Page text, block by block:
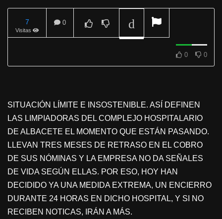
7
Visitas
0
0 0
SITUACIÓN LÍMITE E INSOSTENIBLE. ASÍ DEFINEN
LAS LIMPIADORAS DEL COMPLEJO HOSPITALARIO
DE ALBACETE EL MOMENTO QUE ESTÁN PASANDO.
LLEVAN TRES MESES DE RETRASO EN EL COBRO
DE SUS NÓMINAS Y LA EMPRESA NO DA SEÑALES
DE VIDA SEGÚN ELLAS. POR ESO, HOY HAN
DECIDIDO YA UNA MEDIDA EXTREMA, UN ENCIERRO
DURANTE 24 HORAS EN DICHO HOSPITAL, Y SI NO
RECIBEN NOTICAS, IRÁN A MÁS.